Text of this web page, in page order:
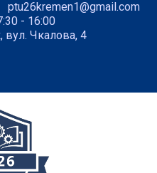
ptu26kremen1@gmail.com
- 16:00
вул. Чкалова, 4